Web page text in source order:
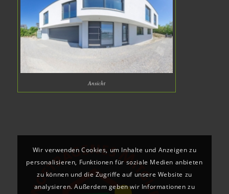
Ansicht
Wir verwenden Cookies, um Inhalte und Anzeigen zu
personalisieren, Funktionen für soziale Medien anbieten
zu können und die Zugriffe auf unsere Website zu
analysieren. Außerdem geben wir Informationen zu